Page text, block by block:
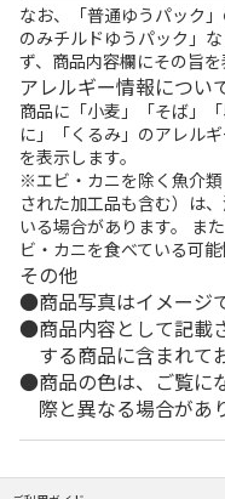
なお、「普通ゆうパック
のみチルドゆうパック」
ず、商品内容欄にその旨を
アレルギー情報につい
商品に「小麦」「そば」
に」「くるみ」のアレル
を表示します。
※エビ・カニを除く魚介
された加工品も含む）は
いる場合があります。 ま
ビ・カニを食べている可能
その他
商品写真はイメージ
商品内容として記載
する商品に含まれて
商品の色は、ご覧に
際と異なる場合があ